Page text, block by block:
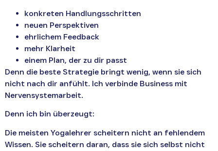
konkreten Handlungsschritten
neuen Perspektiven
ehrlichem Feedback
mehr Klarheit
einem Plan, der zu dir passt
Denn die beste Strategie bringt wenig, wenn sie sich
nicht nach dir anfühlt. Ich verbinde Business mit
Nervensystemarbeit.
Denn ich bin überzeugt:
Die meisten Yogalehrer scheitern nicht an fehlendem
Wissen. Sie scheitern daran, dass sie sich selbst nicht